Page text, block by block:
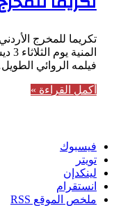
تكريما للمخرج
فيلمه الروائي
أكمل القراءة »
فيسبوك
تويتر
لينكدإن
انستقرام
ملخص الموقع RSS